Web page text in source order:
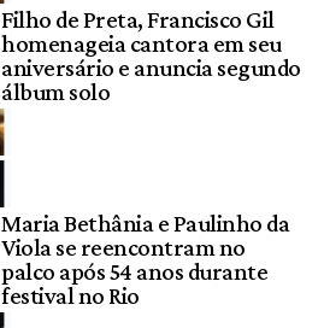
Filho de Preta, Francisco Gil
homenageia cantora em seu
aniversário e anuncia segundo
álbum solo
Maria Bethânia e Paulinho da
Viola se reencontram no
palco após 54 anos durante
festival no Rio